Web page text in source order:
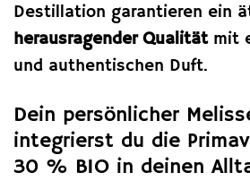
Destillation garantieren ein
herausragender Qualitätmit
und authentischen Duft.
Dein persönlicher
integrierst du die
30 % BIO in deinen